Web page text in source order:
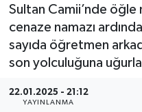
Sultan Camii’nde öğle
cenaze namazı
sayıda öğretmen
son yolculuğuna
22.01.2025 - 21:12
YAYINLANMA